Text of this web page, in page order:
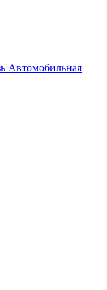
Автомобильная